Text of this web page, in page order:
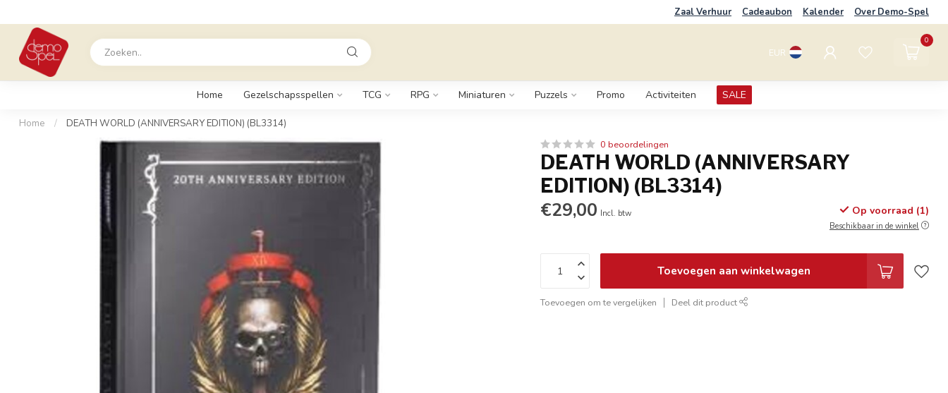
Zaal Verhuur Cadeaubon Kalender Over Demo-Spel
EUR
0
Home Gezelschapsspellen TCG RPG Miniaturen Puzzels Promo Activiteiten SALE
Home / DEATH WORLD (ANNIVERSARY EDITION) (BL3314)
0 beoordelingen
DEATH WORLD (ANNIVERSARY
EDITION) (BL3314)
€29,00 Incl. btw Op voorraad (1)
Beschikbaar in de winkel
Toevoegen aan winkelwagen
Toevoegen om te vergelijken Deel dit product